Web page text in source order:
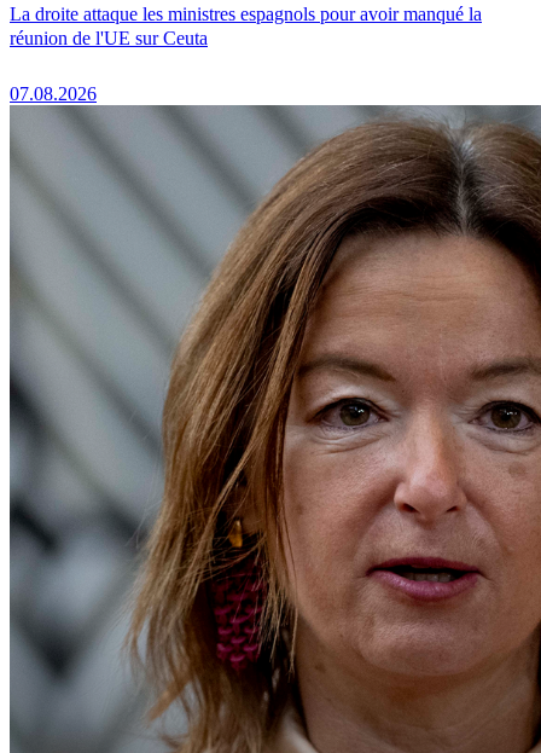
La droite attaque les ministres espagnols pour avoir manqué la
réunion de l'UE sur Ceuta
07.08.2026